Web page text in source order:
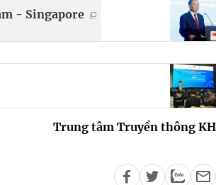
- Singapore
Trung tâm Truyền thông